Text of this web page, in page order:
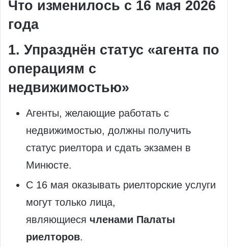
Что изменилось с 16 мая 2026
года
1. Упразднён статус «агента по
операциям с
недвижимостью»
Агенты, желающие работать с
недвижимостью, должны получить
статус риелтора и сдать экзамен в
Минюсте.
С 16 мая оказывать риелторские услуги
могут только лица,
являющиеся членами Палаты
риелторов.